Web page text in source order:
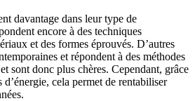
davantage dans leur type de
encore à des techniques
et des formes éprouvés. D’autres
et répondent à des méthodes
sont donc plus chères. Cependant, grâce
d’énergie, cela permet de rentabiliser